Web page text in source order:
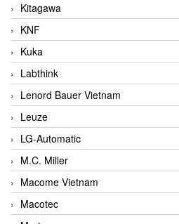
Kitagawa
KNF
Kuka
Labthink
Lenord Bauer Vietnam
Leuze
LG-Automatic
M.C. Miller
Macome Vietnam
Macotec